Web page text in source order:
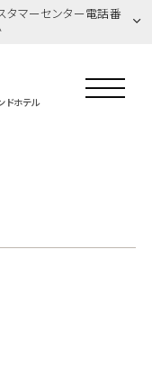
タマーセンター電話番
ドホテル